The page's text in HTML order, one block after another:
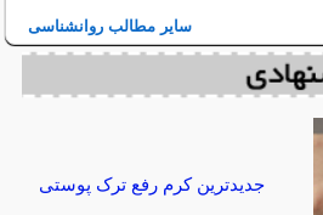
سایر مطالب روانشناسی
جدیدترین کرم رفع ترک پوستی